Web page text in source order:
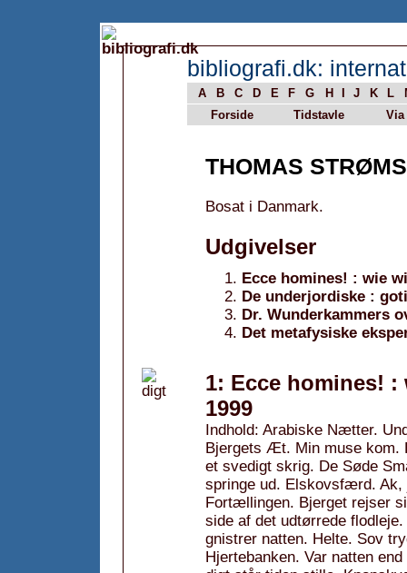
bibliografi.dk:
A B C D E F G H J K L
Forside
Tidstavle Via
THOMAS
Bosat i Danmark.
Udgivelser
Ecce homines! : wie
De underjordiske :
Dr. Wunderkammers
Det metafysiske
1: Ecce homines!
1999
Indhold: Arabiske Nætter.
Bjergets Æt. Min muse kom.
et svedigt skrig. De Søde
springe ud. Elskovsfærd. Ak,
Fortællingen. Bjerget rejser
side af det udtørrede
gnistrer natten. Helte. Sov
Hjertebanken. Var natten